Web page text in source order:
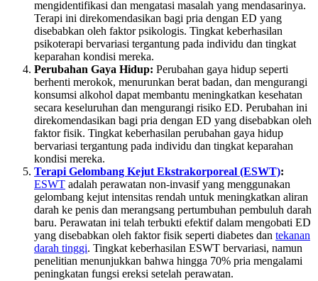
mengidentifikasi dan mengatasi masalah yang mendasarinya.
Terapi ini direkomendasikan bagi pria dengan ED yang
disebabkan oleh faktor psikologis. Tingkat keberhasilan
psikoterapi bervariasi tergantung pada individu dan tingkat
keparahan kondisi mereka.
Perubahan Gaya Hidup: Perubahan gaya hidup seperti
berhenti merokok, menurunkan berat badan, dan mengurangi
konsumsi alkohol dapat membantu meningkatkan kesehatan
secara keseluruhan dan mengurangi risiko ED. Perubahan ini
direkomendasikan bagi pria dengan ED yang disebabkan oleh
faktor fisik. Tingkat keberhasilan perubahan gaya hidup
bervariasi tergantung pada individu dan tingkat keparahan
kondisi mereka.
Terapi Gelombang Kejut Ekstrakorporeal (ESWT):
ESWT adalah perawatan non-invasif yang menggunakan
gelombang kejut intensitas rendah untuk meningkatkan aliran
darah ke penis dan merangsang pertumbuhan pembuluh darah
baru. Perawatan ini telah terbukti efektif dalam mengobati ED
yang disebabkan oleh faktor fisik seperti diabetes dan tekanan
darah tinggi. Tingkat keberhasilan ESWT bervariasi, namun
penelitian menunjukkan bahwa hingga 70% pria mengalami
peningkatan fungsi ereksi setelah perawatan.